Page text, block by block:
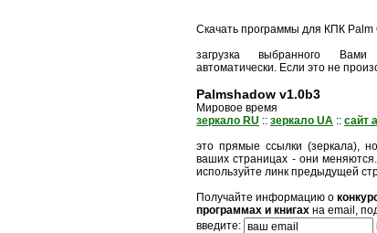
Скачать программы для КПК Palm
загрузка выбранного
автоматически. Если это не
Palmshadow v1.0b3
Мировое время
зеркало RU :: зеркало UA :: сайт
это прямые ссылки (зеркала),
ваших страницах - они
используйте линк предыдущей
Получайте информацию о
программах и книгах на email,
введите: